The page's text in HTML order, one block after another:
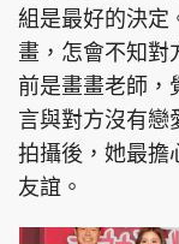
組是最好的決定
畫，怎會不知對
前是畫畫老師，
言與對方沒有戀
拍攝後，她最擔
友誼。